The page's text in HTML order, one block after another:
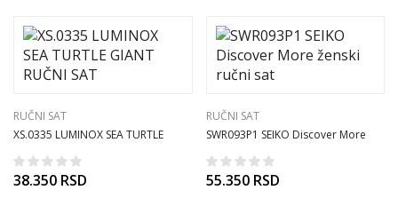
RUČNI SAT
XS.0335 LUMINOX SEA TURTLE
GIANT RUČNI SAT
38.350 RSD
RUČNI SAT
SWR093P1 SEIKO Discover More
ženski ručni sat
55.350 RSD